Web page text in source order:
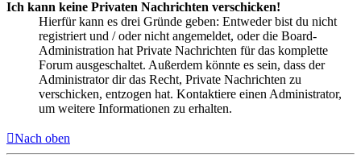
Ich kann keine Privaten Nachrichten verschicken!
Hierfür kann es drei Gründe geben: Entweder bist du nicht
registriert und / oder nicht angemeldet, oder die Board-
Administration hat Private Nachrichten für das komplette
Forum ausgeschaltet. Außerdem könnte es sein, dass der
Administrator dir das Recht, Private Nachrichten zu
verschicken, entzogen hat. Kontaktiere einen Administrator,
um weitere Informationen zu erhalten.
Nach oben